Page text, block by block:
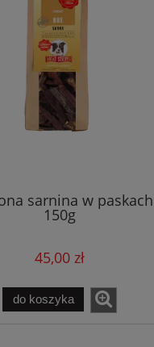
sarnina w paskach
150g
45,00 zł
do koszyka